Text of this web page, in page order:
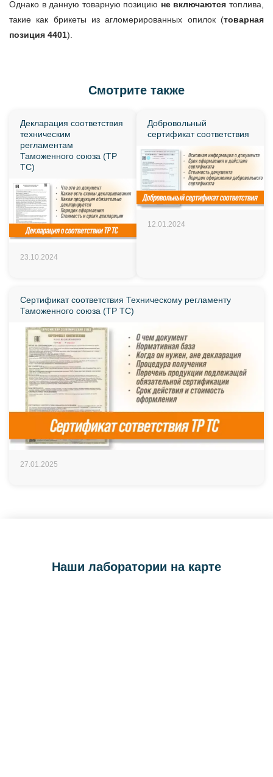
Однако в данную товарную позицию не включаютсятоплива,
такие как брикеты из агломерированных опилок (товарная
позиция 4401).
Смотрите также
Декларация соответствия
техническим
регламентам
Таможенного союза (ТР
ТС)
23.10.2024
Добровольный
сертификат соответствия
12.01.2024
Сертификат соответствия Техническому регламенту
Таможенного союза (ТР ТС)
27.01.2025
Наши лаборатории на карте